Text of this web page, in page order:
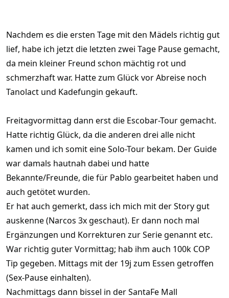
Nachdem es die ersten Tage mit den Mädels richtig gut
lief, habe ich jetzt die letzten zwei Tage Pause gemacht,
da mein kleiner Freund schon mächtig rot und
schmerzhaft war. Hatte zum Glück vor Abreise noch
Tanolact und Kadefungin gekauft.
Freitagvormittag dann erst die Escobar-Tour gemacht.
Hatte richtig Glück, da die anderen drei alle nicht
kamen und ich somit eine Solo-Tour bekam. Der Guide
war damals hautnah dabei und hatte
Bekannte/Freunde, die für Pablo gearbeitet haben und
auch getötet wurden.
Er hat auch gemerkt, dass ich mich mit der Story gut
auskenne (Narcos 3x geschaut). Er dann noch mal
Ergänzungen und Korrekturen zur Serie genannt etc.
War richtig guter Vormittag; hab ihm auch 100k COP
Tip gegeben. Mittags mit der 19j zum Essen getroffen
(Sex-Pause einhalten).
Nachmittags dann bissel in der SantaFe Mall